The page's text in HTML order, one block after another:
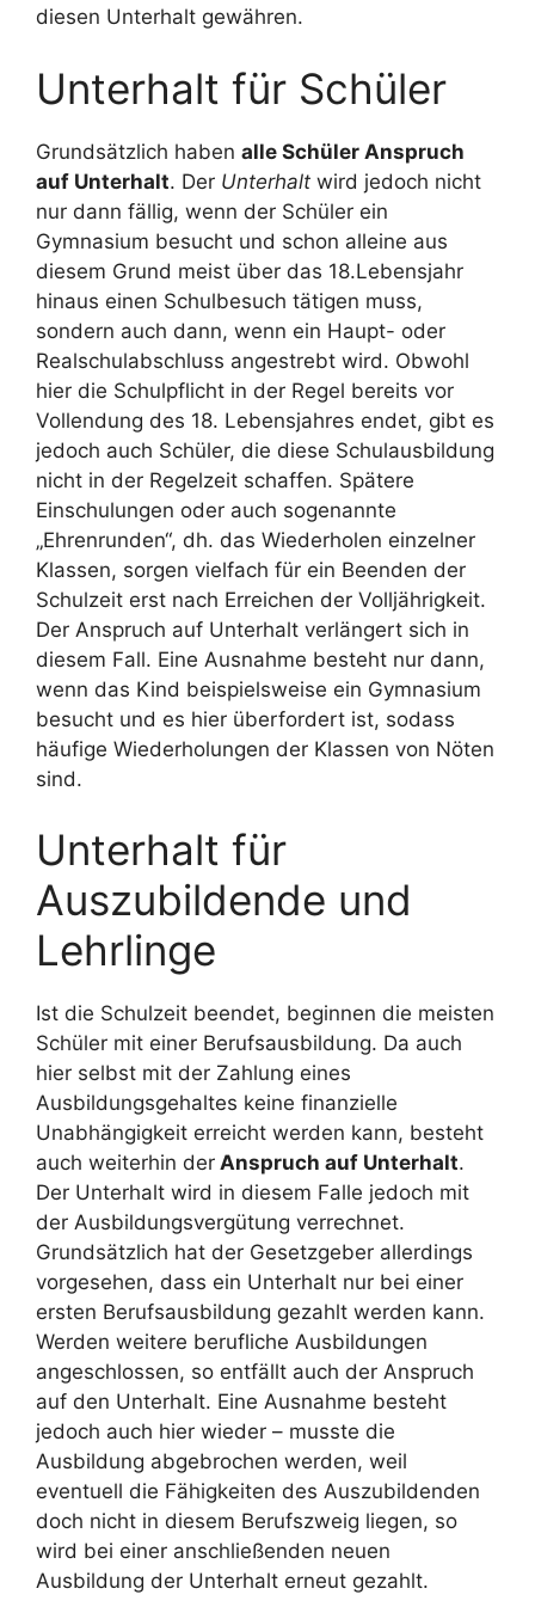
diesen Unterhalt gewähren.
Unterhalt für Schüler
Grundsätzlich haben alle Schüler Anspruch
auf Unterhalt. Der Unterhalt wird jedoch nicht
nur dann fällig, wenn der Schüler ein
Gymnasium besucht und schon alleine aus
diesem Grund meist über das 18.Lebensjahr
hinaus einen Schulbesuch tätigen muss,
sondern auch dann, wenn ein Haupt- oder
Realschulabschluss angestrebt wird. Obwohl
hier die Schulpflicht in der Regel bereits vor
Vollendung des 18. Lebensjahres endet, gibt es
jedoch auch Schüler, die diese Schulausbildung
nicht in der Regelzeit schaffen. Spätere
Einschulungen oder auch sogenannte
„Ehrenrunden“, dh. das Wiederholen einzelner
Klassen, sorgen vielfach für ein Beenden der
Schulzeit erst nach Erreichen der Volljährigkeit.
Der Anspruch auf Unterhalt verlängert sich in
diesem Fall. Eine Ausnahme besteht nur dann,
wenn das Kind beispielsweise ein Gymnasium
besucht und es hier überfordert ist, sodass
häufige Wiederholungen der Klassen von Nöten
sind.
Unterhalt für
Auszubildende und
Lehrlinge
Ist die Schulzeit beendet, beginnen die meisten
Schüler mit einer Berufsausbildung. Da auch
hier selbst mit der Zahlung eines
Ausbildungsgehaltes keine finanzielle
Unabhängigkeit erreicht werden kann, besteht
auch weiterhin der Anspruch auf Unterhalt.
Der Unterhalt wird in diesem Falle jedoch mit
der Ausbildungsvergütung verrechnet.
Grundsätzlich hat der Gesetzgeber allerdings
vorgesehen, dass ein Unterhalt nur bei einer
ersten Berufsausbildung gezahlt werden kann.
Werden weitere berufliche Ausbildungen
angeschlossen, so entfällt auch der Anspruch
auf den Unterhalt. Eine Ausnahme besteht
jedoch auch hier wieder – musste die
Ausbildung abgebrochen werden, weil
eventuell die Fähigkeiten des Auszubildenden
doch nicht in diesem Berufszweig liegen, so
wird bei einer anschließenden neuen
Ausbildung der Unterhalt erneut gezahlt.